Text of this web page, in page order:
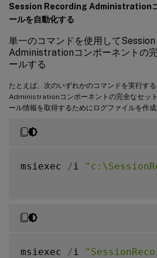
Session Recording Administrationコ
ールを自動化する
単一のコマンドを使用して
Administrationコンポーネントの
ールする
たとえば、次のいずれかのコマンドを実行す
Administrationコンポーネントの完全なセッ
ール情報を取得するためにログファイルを作成
msiexec / i
msiexec / i